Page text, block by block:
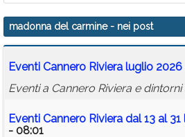
Rubriche
Calendario
Annunci
madonna del carmine- nei post
Eventi Cannero Riviera luglio 2026
Eventi a Cannero Riviera e
Eventi Cannero Riviera dal 13 al
- 08:01